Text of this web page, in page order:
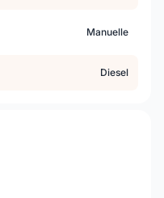
Manuelle
Diesel